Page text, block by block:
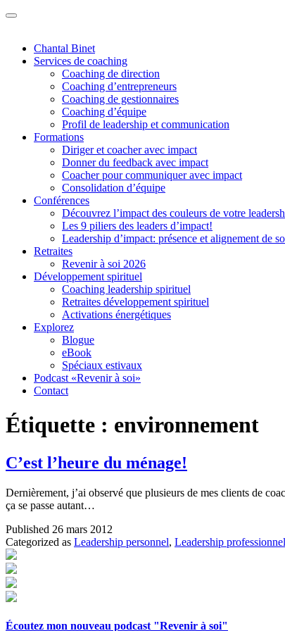
Chantal Binet
Services de coaching
Coaching de direction
Coaching d’entrepreneurs
Coaching de gestionnaires
Coaching d’équipe
Profil de leadership et communication
Formations
Diriger et coacher avec impact
Donner du feedback avec impact
Coacher pour communiquer avec impact
Consolidation d’équipe
Conférences
Découvrez l’impact des couleurs de votre
Les 9 piliers des leaders d’impact!
Leadership d’impact: présence et alignement de
Retraites
Revenir à soi 2026
Développement spirituel
Coaching leadership spirituel
Retraites développement spirituel
Activations énergétiques
Explorez
Blogue
eBook
Spéciaux estivaux
Podcast «Revenir à soi»
Contact
Étiquette : environnement
C’est l’heure du ménage!
Dernièrement, j’ai observé que plusieurs de mes clients de
ça se passe autant…
Published 26 mars 2012
Categorized as Leadership personnel, Leadership professionnel
Écoutez mon nouveau podcast "Revenir à soi"